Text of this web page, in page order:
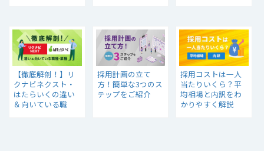
【徹底解剖！】リ
クナビネクスト・
はたらいくの違い
＆向いている職
採用計画の立て
方！簡単な3つのス
テップをご紹介
採用コストは一人
当たりいくら？平
均相場と内訳をわ
かりやすく解説